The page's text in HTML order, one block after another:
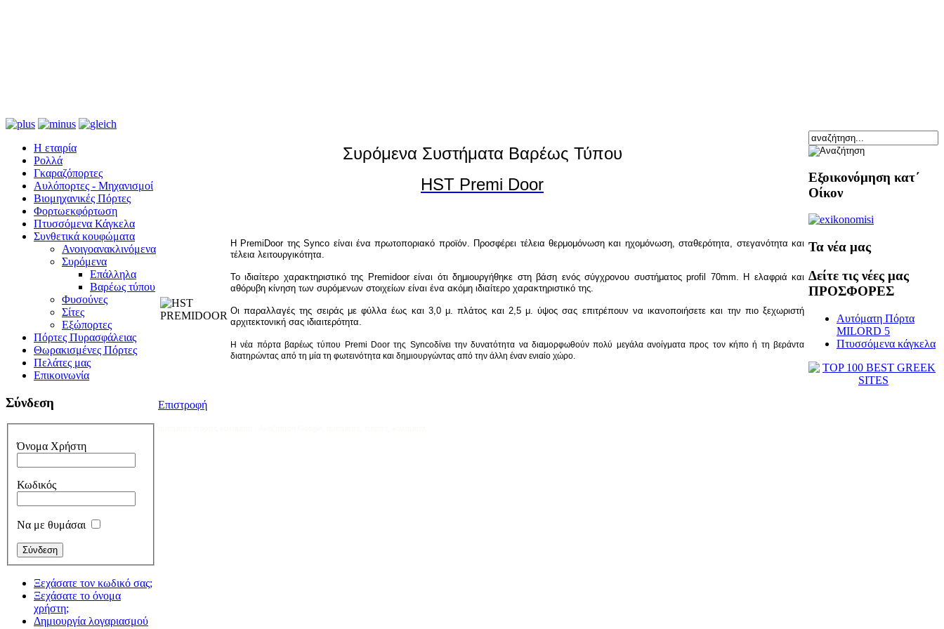
Η εταιρία
Ρολλά
Γκαραζόπορτες
Αυλόπορτες - Μηχανισμοί
Βιομηχανικές Πόρτες
Φορτωεκφόρτωση
Πτυσσόμενα Κάγκελα
Συνθετικά κουφώματα
Ανοιγοανακλινόμενα
Συρόμενα
Επάλληλα
Βαρέως τύπου
Φυσούνες
Σίτες
Εξώπορτες
Πόρτες Πυρασφάλειας
Θωρακισμένες Πόρτες
Πελάτες μας
Επικοινωνία
Σύνδεση
Όνομα Χρήστη
Κωδικός
Να με θυμάσαι
Ξεχάσατε τον κωδικό σας;
Ξεχάσατε το όνομα
χρήστη;
Δημιουργία λογαριασμού
Συρόμενα Συστήματα Βαρέως Τύπου
HST Premi Door
Η PremiDoor της Synco είναι ένα πρωτοποριακό προϊόν. Προσφέρει τέλεια θερμομόνωση και ηχομόνωση, σταθερότητα, στεγανότητα και
τέλεια λειτουργικότητα.
Το ιδιαίτερο χαρακτηριστικό της Premidoor είναι ότι δημιουργήθηκε στη βάση ενός σύγχρονου συστήματος profil 70mm. Η ελαφριά και
αθόρυβη κίνηση των συρόμενων στοιχείων είναι ένα ακόμη ιδιαίτερο χαρακτηριστικό της.
Οι παραλλαγές της σειράς με φύλλα έως και 3,0 μ. πλάτος και 2,5 μ. ύψος σας επιτρέπουν να ικανοποιήσετε και την πιο ξεχωριστή
αρχιτεκτονική σας ιδιαιτερότητα.
Η νέα πόρτα βαρέως τύπου Premi Door της Syncoδίνει την δυνατότητα να διαμορφωθούν πολύ μεγάλα ανοίγματα προς τον κήπο ή τη βεράντα
διατηρώντας από τη μία τη φωτεινότητα και δημιουργώντας από την άλλη έναν ενιαίο χώρο.
Επιστροφή
Εξοικονόμηση κατ΄
Οίκον
Τα νέα μας
Δείτε τις νέες μας
ΠΡΟΣΦΟΡΕΣ
Αυτόματη Πόρτα
MILORD 5
Πτυσσόμενα κάγκελα